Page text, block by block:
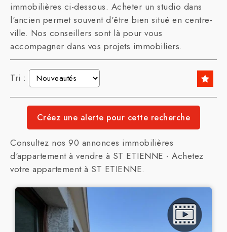
immobilières ci-dessous. Acheter un studio dans
l'ancien permet souvent d'être bien situé en centre-
ville. Nos conseillers sont là pour vous
accompagner dans vos projets immobiliers.
Tri :
Consultez nos 90 annonces immobilières
d'appartement à vendre à ST ETIENNE - Achetez
votre appartement à ST ETIENNE.